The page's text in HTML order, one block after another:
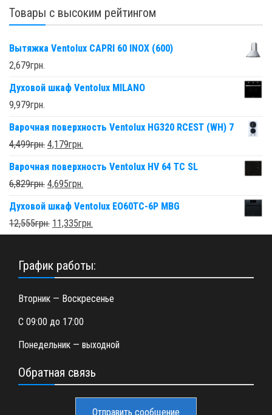
Товары с высоким рейтингом
Вытяжка Ventolux CAPRI 60 INOX (600)
2,679грн.
Духовой шкаф Ventolux MILANO
9,979грн.
Варочная поверхность Ventolux HG320 RCEST (WH) 7
4,499грн. 4,179грн.
Варочная поверхность Ventolux HV 64 TC SL
6,829грн. 4,695грн.
Духовой шкаф Ventolux EO60TC-6P MBG
12,555грн. 11,335грн.
График работы:
Вторник — Воскресенье
С 09:00 до 17:00
Понедельник — выходной
Обратная связь
Отправить сообщение